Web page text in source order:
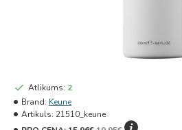
Atlikums: 2
Brand: Keune
Artikuls: 21510_keune